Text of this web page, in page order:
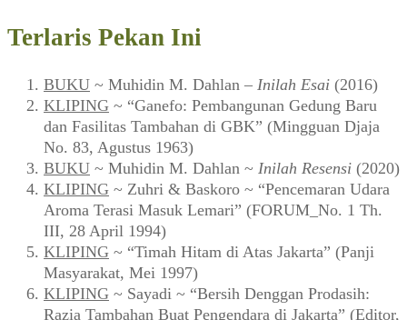
Terlaris Pekan Ini
BUKU ~ Muhidin M. Dahlan – Inilah Esai (2016)
KLIPING ~ “Ganefo: Pembangunan Gedung Baru
dan Fasilitas Tambahan di GBK” (Mingguan Djaja
No. 83, Agustus 1963)
BUKU ~ Muhidin M. Dahlan ~ Inilah Resensi (2020)
KLIPING ~ Zuhri & Baskoro ~ “Pencemaran Udara
Aroma Terasi Masuk Lemari” (FORUM_No. 1 Th.
III, 28 April 1994)
KLIPING ~ “Timah Hitam di Atas Jakarta” (Panji
Masyarakat, Mei 1997)
KLIPING ~ Sayadi ~ “Bersih Denggan Prodasih:
Razia Tambahan Buat Pengendara di Jakarta” (Editor,